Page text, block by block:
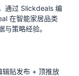
通过 Slickdeals 编
在智能家居品类
策略经验。
贴发布 + 顶推放